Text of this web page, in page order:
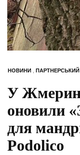
НОВИНИ ПАРТНЕРСЬКИЙ
У
оновили
для
Podolico